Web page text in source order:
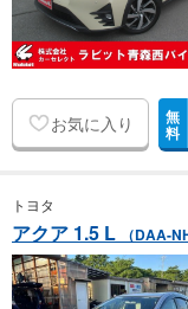
お気に入り 無
料
トヨタ
アクア 1.5 L （DAA-